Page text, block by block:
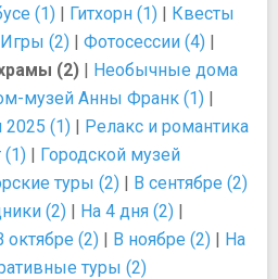
(1) | Гитхорн (1) | Квесты
Игры (2) | Фотосессии (4) |
(2) | Необычные дома
музей Анны Франк (1) |
2025 (1) | Релакс и романтика
(1) | Городской музей
туры (2) | В сентябре (2)
(2) | На 4 дня (2) |
октябре (2) | В ноябре (2) | На
туры (2)